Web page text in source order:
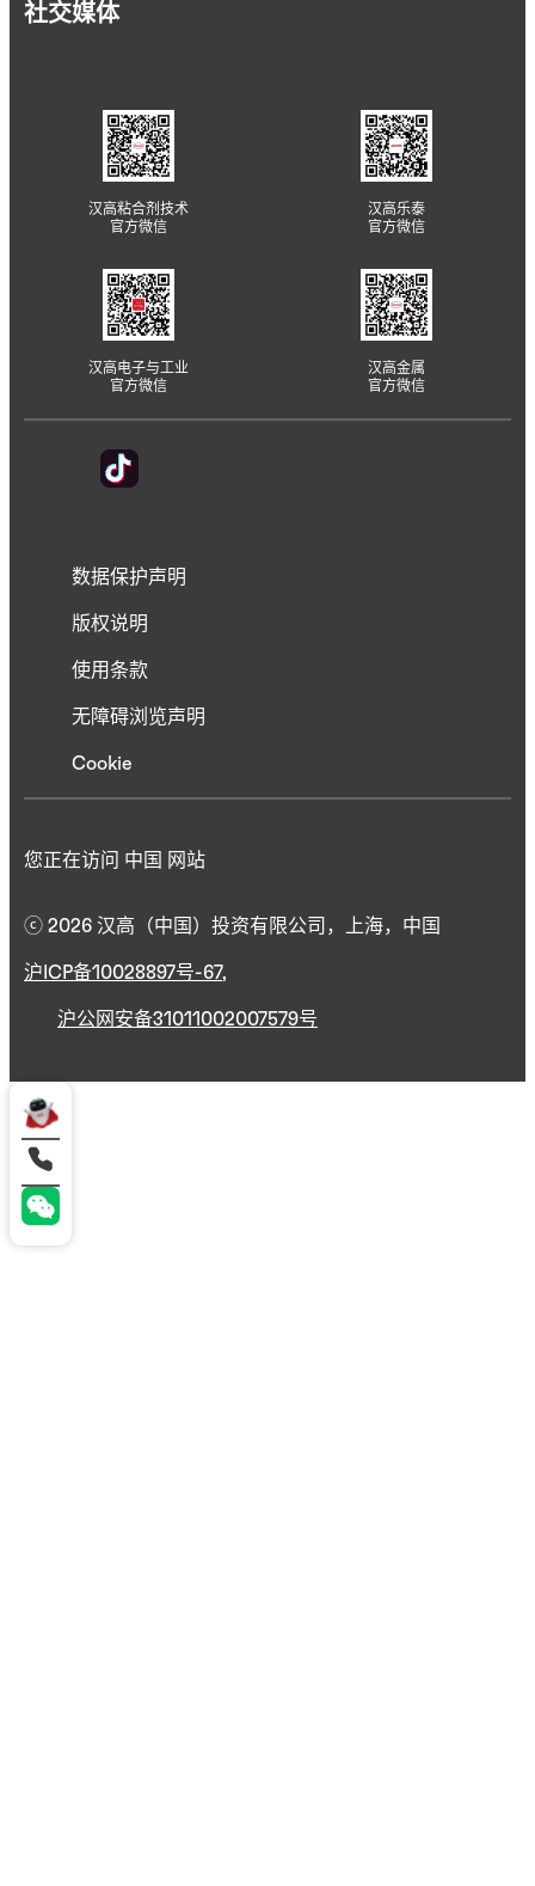
社交媒体
汉高粘合剂技术
官方微信
汉高乐泰
官方微信
汉高电子与工业
官方微信
汉高金属
官方微信
数据保护声明
版权说明
使用条款
无障碍浏览声明
Cookie
ⓒ 2026 汉高（中国）投资有限公司，上海，中国
沪ICP备10028897号-67,
沪公网安备31011002007579号
您正在访问 中国 网站